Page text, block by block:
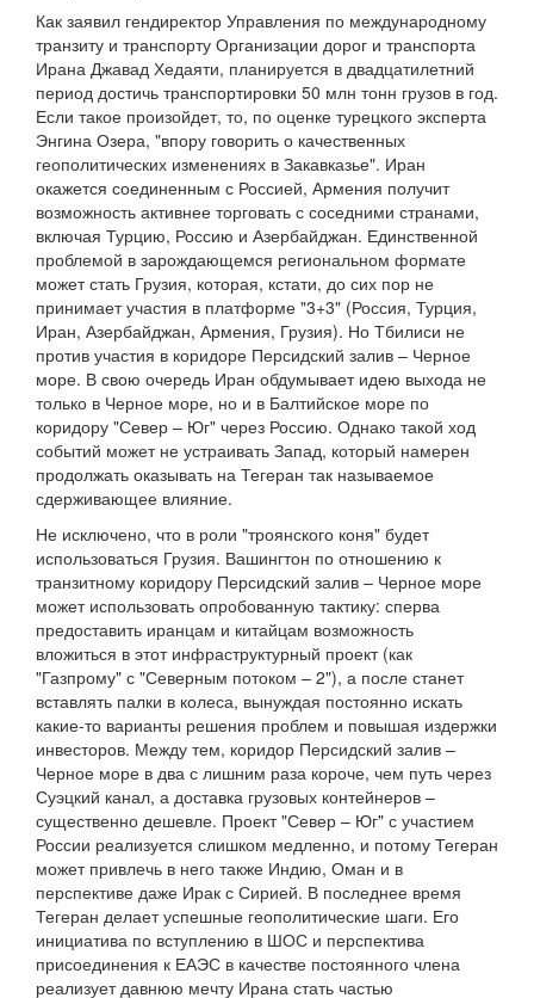
Как заявил гендиректор Управления по международному
транзиту и транспорту Организации дорог и транспорта
Ирана Джавад Хедаяти, планируется в двадцатилетний
период достичь транспортировки 50 млн тонн грузов в год.
Если такое произойдет, то, по оценке турецкого эксперта
Энгина Озера, "впору говорить о качественных
геополитических изменениях в Закавказье". Иран
окажется соединенным с Россией, Армения получит
возможность активнее торговать с соседними странами,
включая Турцию, Россию и Азербайджан. Единственной
проблемой в зарождающемся региональном формате
может стать Грузия, которая, кстати, до сих пор не
принимает участия в платформе "3+3" (Россия, Турция,
Иран, Азербайджан, Армения, Грузия). Но Тбилиси не
против участия в коридоре Персидский залив – Черное
море. В свою очередь Иран обдумывает идею выхода не
только в Черное море, но и в Балтийское море по
коридору "Север – Юг" через Россию. Однако такой ход
событий может не устраивать Запад, который намерен
продолжать оказывать на Тегеран так называемое
сдерживающее влияние.
Не исключено, что в роли "троянского коня" будет
использоваться Грузия. Вашингтон по отношению к
транзитному коридору Персидский залив – Черное море
может использовать опробованную тактику: сперва
предоставить иранцам и китайцам возможность
вложиться в этот инфраструктурный проект (как
"Газпрому" с "Северным потоком – 2"), а после станет
вставлять палки в колеса, вынуждая постоянно искать
какие-то варианты решения проблем и повышая издержки
инвесторов. Между тем, коридор Персидский залив –
Черное море в два с лишним раза короче, чем путь через
Суэцкий канал, а доставка грузовых контейнеров –
существенно дешевле. Проект "Север – Юг" с участием
России реализуется слишком медленно, и потому Тегеран
может привлечь в него также Индию, Оман и в
перспективе даже Ирак с Сирией. В последнее время
Тегеран делает успешные геополитические шаги. Его
инициатива по вступлению в ШОС и перспектива
присоединения к ЕАЭС в качестве постоянного члена
реализует давнюю мечту Ирана стать частью